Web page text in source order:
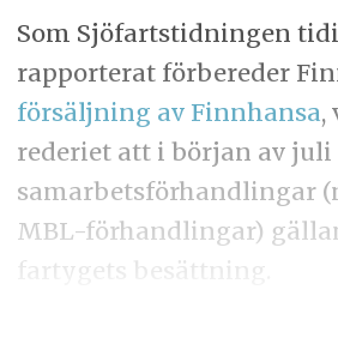
Som Sjöfartstidningen
rapporterat förbereder
försäljning av Finnhansa,
rederiet att i början av juli
samarbetsförhandlingar
MBL-förhandlingar)
fartygets besättning.